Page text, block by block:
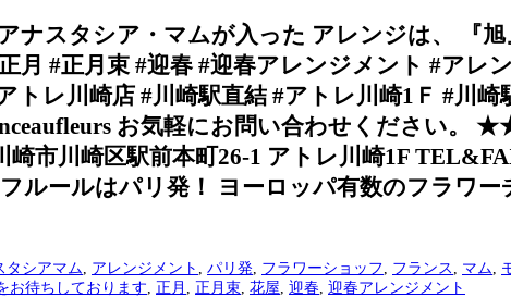
ナスタシア・マムが入った アレンジは、 『
月 #正月束 #迎春 #迎春アレンジメント #アレ
レ川崎店 #川崎駅直結 #アトレ川崎1Ｆ #川崎
お気軽にお問い合わせく
市川崎区駅前本町26-1 アトレ川崎1F
パリ発！ ヨーロッパ有数のフラワーチ
タシアマム アレンジメント パリ発 フラワーショッフ フランス マム
お待ちしております 正月 正月束 花屋 迎春 迎春アレンジメント